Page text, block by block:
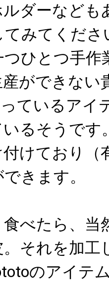
ダーなども
みてくださ
ひとつ手作
ができない
ているアイ
るそうです
けており（
きます。
べたら、当
。それを加工
のアイテ